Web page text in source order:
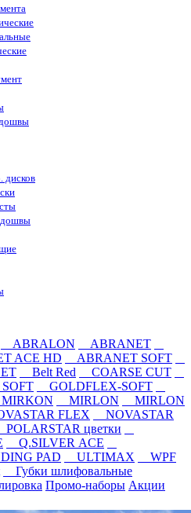
дисков
ABRALON
ABRANET
ACE HD
ABRANET SOFT
Belt Red
COARSE CUT
GOLDFLEX-SOFT
MIRKON MIRLON
MIRLON
FLEX
NOVASTAR
POLARSTAR цветки
Q.SILVER ACE
PAD ULTIMAX
WPF
Губки шлифовальные
Промо-наборы Акции